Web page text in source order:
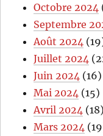
Octobre 2024
Septembre
Août 2024
Juillet 2024
Juin 2024 (16)
Mai 2024 (15)
Avril 2024 (18)
Mars 2024